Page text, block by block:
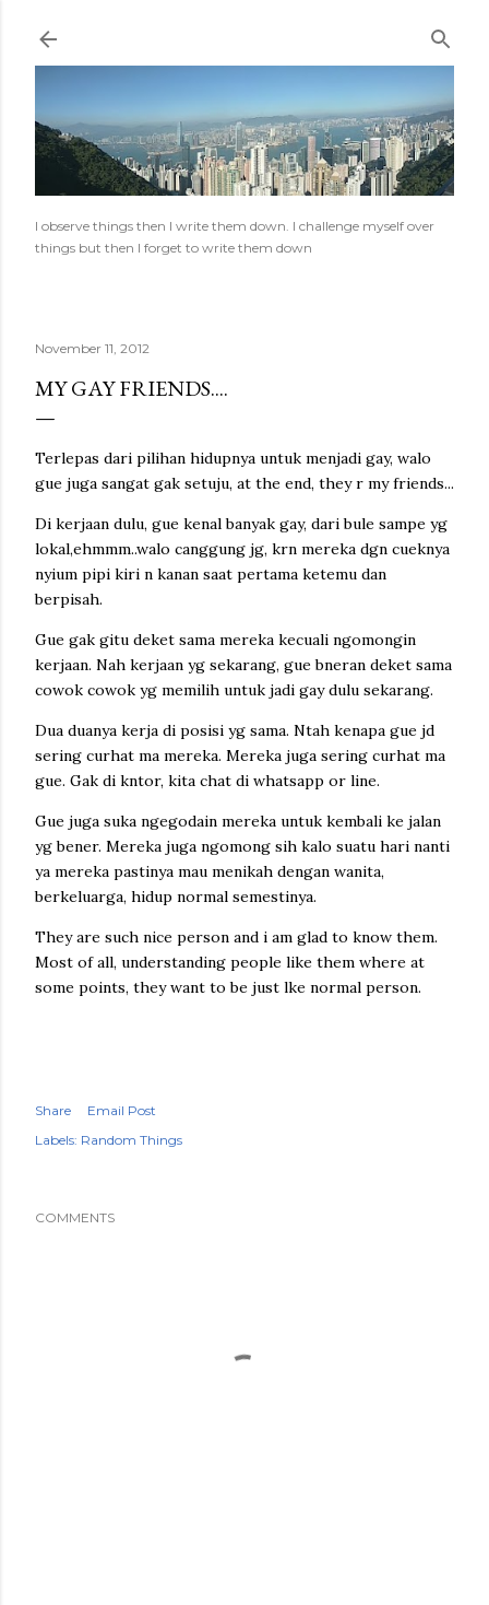
I observe things then I write them down. I challenge myself over
things but then I forget to write them down
November 11, 2012
MY GAY FRIENDS....
Terlepas dari pilihan hidupnya untuk menjadi gay, walo
gue juga sangat gak setuju, at the end, they r my friends...
Di kerjaan dulu, gue kenal banyak gay, dari bule sampe yg
lokal,ehmmm..walo canggung jg, krn mereka dgn cueknya
nyium pipi kiri n kanan saat pertama ketemu dan
berpisah.
Gue gak gitu deket sama mereka kecuali ngomongin
kerjaan. Nah kerjaan yg sekarang, gue bneran deket sama
cowok cowok yg memilih untuk jadi gay dulu sekarang.
Dua duanya kerja di posisi yg sama. Ntah kenapa gue jd
sering curhat ma mereka. Mereka juga sering curhat ma
gue. Gak di kntor, kita chat di whatsapp or line.
Gue juga suka ngegodain mereka untuk kembali ke jalan
yg bener. Mereka juga ngomong sih kalo suatu hari nanti
ya mereka pastinya mau menikah dengan wanita,
berkeluarga, hidup normal semestinya.
They are such nice person and i am glad to know them.
Most of all, understanding people like them where at
some points, they want to be just lke normal person.
Share
Email Post
Labels: Random Things
COMMENTS